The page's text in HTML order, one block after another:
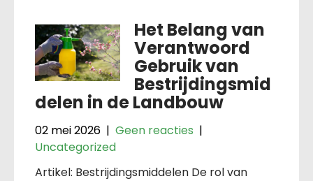
Het Belang van
Verantwoord
Gebruik van
Bestrijdingsmid
delen in de Landbouw
02 mei 2026 | Geen reacties |
Uncategorized
Artikel: Bestrijdingsmiddelen De rol van